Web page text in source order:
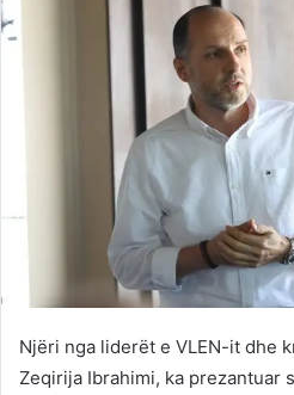
Njëri nga liderët e VLEN-it dhe
Zeqirija Ibrahimi, ka prezantuar